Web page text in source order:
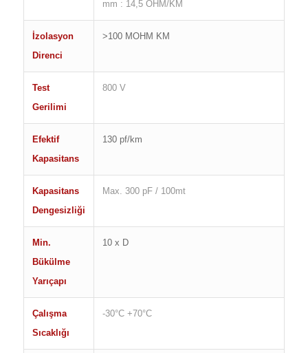
mm : 14,5 OHM/KM
İzolasyon
Direnci
>100 MOHM KM
Test
Gerilimi
800 V
Efektif
Kapasitans
130 pf/km
Kapasitans
Dengesizliği
Max. 300 pF / 100mt
Min.
Bükülme
Yarıçapı
10 x D
Çalışma
Sıcaklığı
-30°C +70°C